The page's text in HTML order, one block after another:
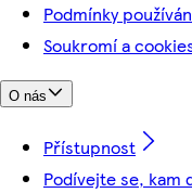
Podmínky
Soukromí a
O nás
Přístupnost
Podívejte se, kam